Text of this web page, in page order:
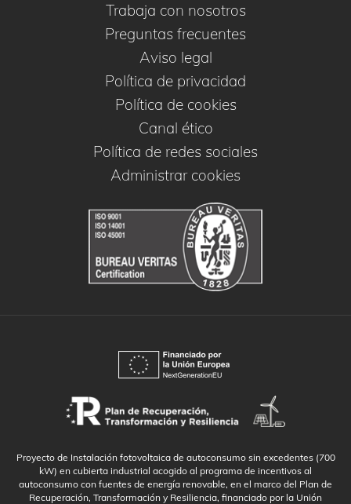
Trabaja con nosotros
Preguntas frecuentes
Aviso legal
Política de privacidad
Política de cookies
Canal ético
Política de redes sociales
Administrar cookies
Proyecto de Instalación fotovoltaica de autoconsumo sin excedentes (700
kW) en cubierta industrial acogido al programa de incentivos al
autoconsumo con fuentes de energía renovable, en el marco del Plan de
Recuperación, Transformación y Resiliencia, financiado por la Unión